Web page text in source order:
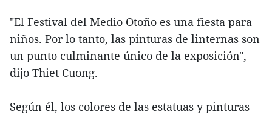
"El Festival del Medio Otoño es una fiesta para
niños. Por lo tanto, las pinturas de linternas son
un punto culminante único de la exposición",
dijo Thiet Cuong.
Según él, los colores de las estatuas y pinturas